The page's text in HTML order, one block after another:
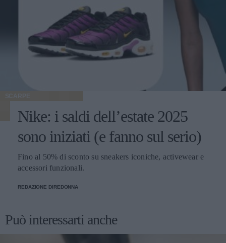
SCARPE
Nike: i saldi dell’estate 2025
sono iniziati (e fanno sul serio)
Fino al 50% di sconto su sneakers iconiche, activewear e
accessori funzionali.
REDAZIONE DIREDONNA
Può interessarti anche